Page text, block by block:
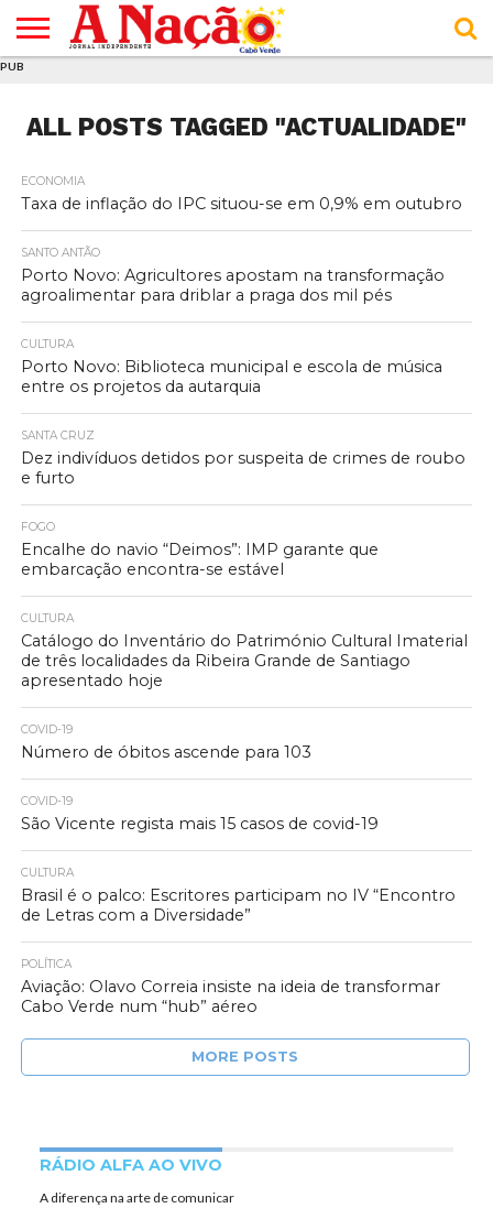
E DE
COOKIES
DE
UTILIZAÇÃO
PUB
ALL POSTS TAGGED "ACTUALIDADE"
ECONOMIA
Taxa de inflação do IPC situou-se em 0,9% em outubro
SANTO ANTÃO
Porto Novo: Agricultores apostam na transformação
agroalimentar para driblar a praga dos mil pés
CULTURA
Porto Novo: Biblioteca municipal e escola de música
entre os projetos da autarquia
SANTA CRUZ
Dez indivíduos detidos por suspeita de crimes de roubo
e furto
FOGO
Encalhe do navio “Deimos”: IMP garante que
embarcação encontra-se estável
CULTURA
Catálogo do Inventário do Património Cultural Imaterial
de três localidades da Ribeira Grande de Santiago
apresentado hoje
COVID-19
Número de óbitos ascende para 103
COVID-19
São Vicente regista mais 15 casos de covid-19
CULTURA
Brasil é o palco: Escritores participam no IV “Encontro
de Letras com a Diversidade”
POLÍTICA
Aviação: Olavo Correia insiste na ideia de transformar
Cabo Verde num “hub” aéreo
MORE POSTS
RÁDIO ALFA AO VIVO
A diferença na arte de comunicar